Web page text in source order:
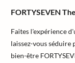
FORTYSEVEN
Faites l'expérience
laissez-vous
bien-être